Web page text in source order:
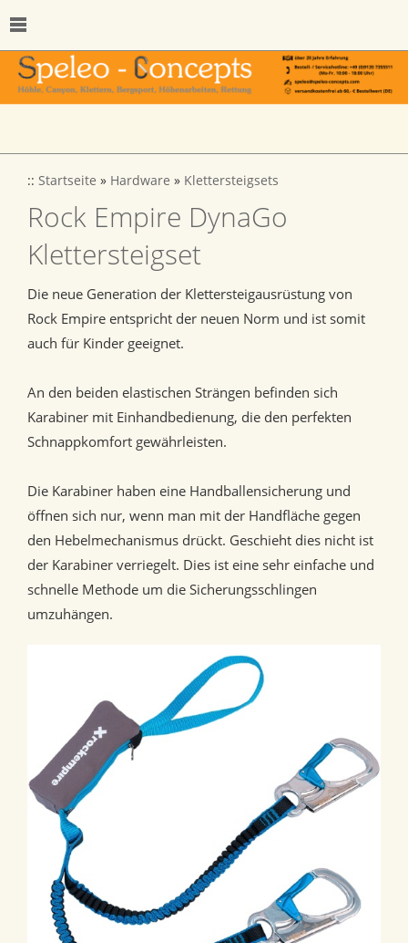
:: Startseite » Hardware » Klettersteigsets
Rock Empire DynaGo
Klettersteigset
Die neue Generation der Klettersteigausrüstung von
Rock Empire entspricht der neuen Norm und ist somit
auch für Kinder geeignet.
An den beiden elastischen Strängen befinden sich
Karabiner mit Einhandbedienung, die den perfekten
Schnappkomfort gewährleisten.
Die Karabiner haben eine Handballensicherung und
öffnen sich nur, wenn man mit der Handfläche gegen
den Hebelmechanismus drückt. Geschieht dies nicht ist
der Karabiner verriegelt. Dies ist eine sehr einfache und
schnelle Methode um die Sicherungsschlingen
umzuhängen.